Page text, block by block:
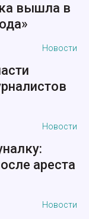
вышла в
Новости
Новости
ареста
Новости